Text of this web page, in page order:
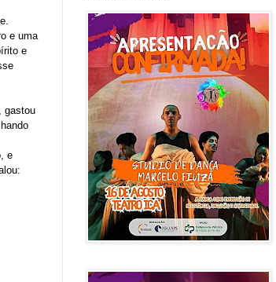
e uma
e
gastou
e